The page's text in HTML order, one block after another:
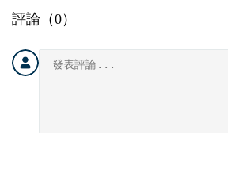
評論（0）